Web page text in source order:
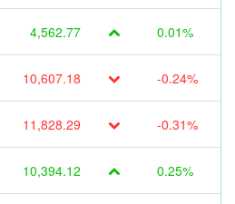
4,562.77 0.01%
10,607.18 -0.24%
11,828.29 -0.31%
10,394.12 0.25%